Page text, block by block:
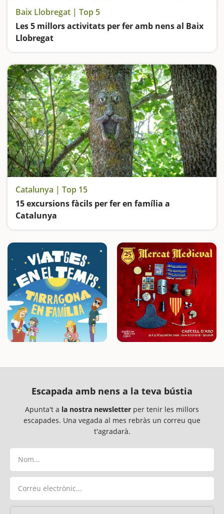
Baix Llobregat | Top 5
Les 5 millors activitats per fer amb nens al Baix
Llobregat
Catalunya | Top 15
15 excursions fàcils per fer en família a
Catalunya
Escapada amb nens a la teva bústia
Apunta't a la nostra newsletter per tenir les millors
escapades. Una vegada al mes rebràs un correu que
t'agradarà.